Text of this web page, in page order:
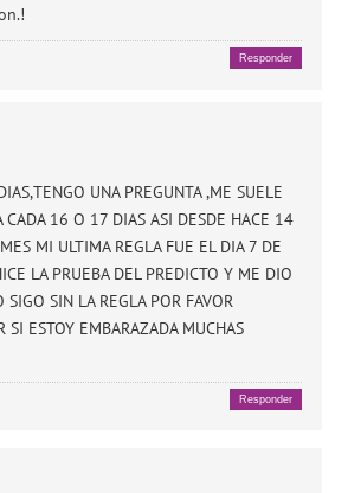
Responder
UNA PREGUNTA ,ME SUELE
CADA 16 O 17 DIAS ASI DESDE HACE 14
MI ULTIMA REGLA FUE EL DIA 7 DE
LA PRUEBA DEL PREDICTO Y ME DIO
SIGO SIN LA REGLA POR FAVOR
SI ESTOY EMBARAZADA MUCHAS
Responder